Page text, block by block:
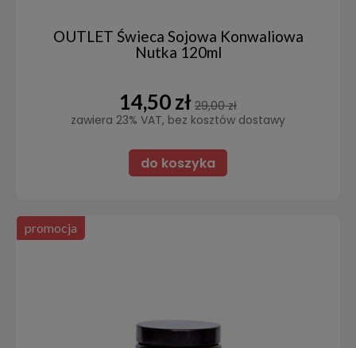
OUTLET Świeca Sojowa Konwaliowa
Nutka 120ml
14,50 zł 29,00 zł
zawiera 23% VAT, bez kosztów dostawy
do koszyka
promocja